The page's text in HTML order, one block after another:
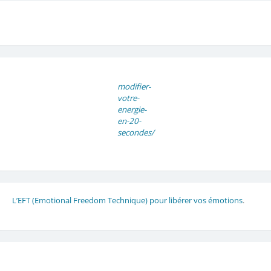
modifier-
votre-
energie-
en-20-
secondes/
L’EFT (Emotional Freedom Technique) pour libérer vos émotions.